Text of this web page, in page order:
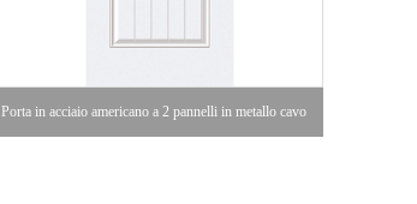
Porta in acciaio americano a 2 pannelli in metallo cavo